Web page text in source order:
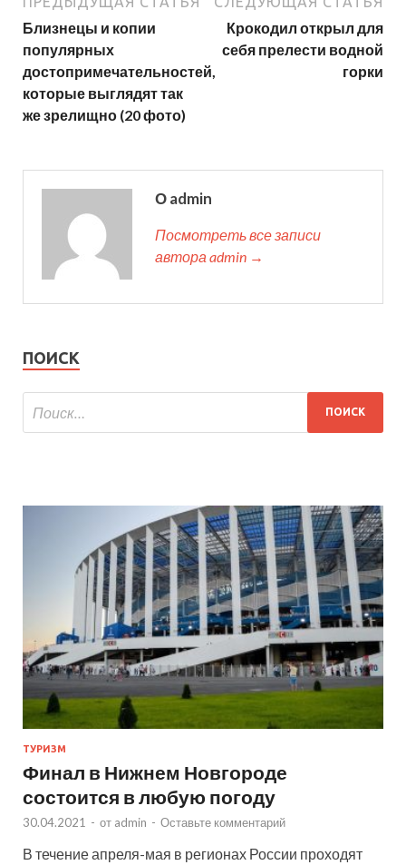
Близнецы и копии
популярных
достопримечательностей,
которые выглядят так
же зрелищно (20 фото)
Крокодил открыл для
себя прелести водной
горки
О admin
Посмотреть все записи
автора admin →
ПОИСК
ТУРИЗМ
Финал в Нижнем Новгороде
состоится в любую погоду
30.04.2021 - от admin - Оставьте комментарий
В течение апреля-мая в регионах России проходят